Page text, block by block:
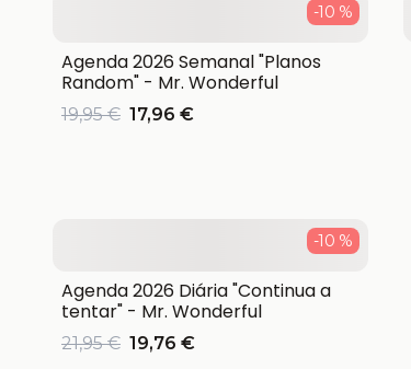
-10 %
Agenda 2026 Semanal "Planos
Random" - Mr. Wonderful
19,95 € 17,96 €
-10 %
Agenda 2026 Diária "Continua a
tentar" - Mr. Wonderful
21,95 € 19,76 €